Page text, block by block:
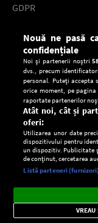
GDPR
Descarcă gratuit
Setări:
Dark
Mode
Radio live,
importante.
Nouă ne pasă
confidențiale
Noi și partenerii noștri
dvs., precum
personal. Puteți accepta
orice moment, pe
raportate partenerilor
Atât noi, cât și
oferi:
Utilizarea unor date
dispozitivului pentru
un dispozitiv. Publicitate
de conținut, cercetarea
Listă parteneri (furnizori)
VREAU